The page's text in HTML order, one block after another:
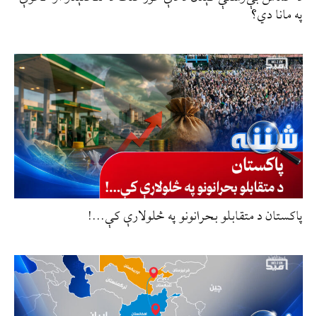
په مانا دي؟
پاکستان د متقابلو بحرانونو په څلولارې کې…!